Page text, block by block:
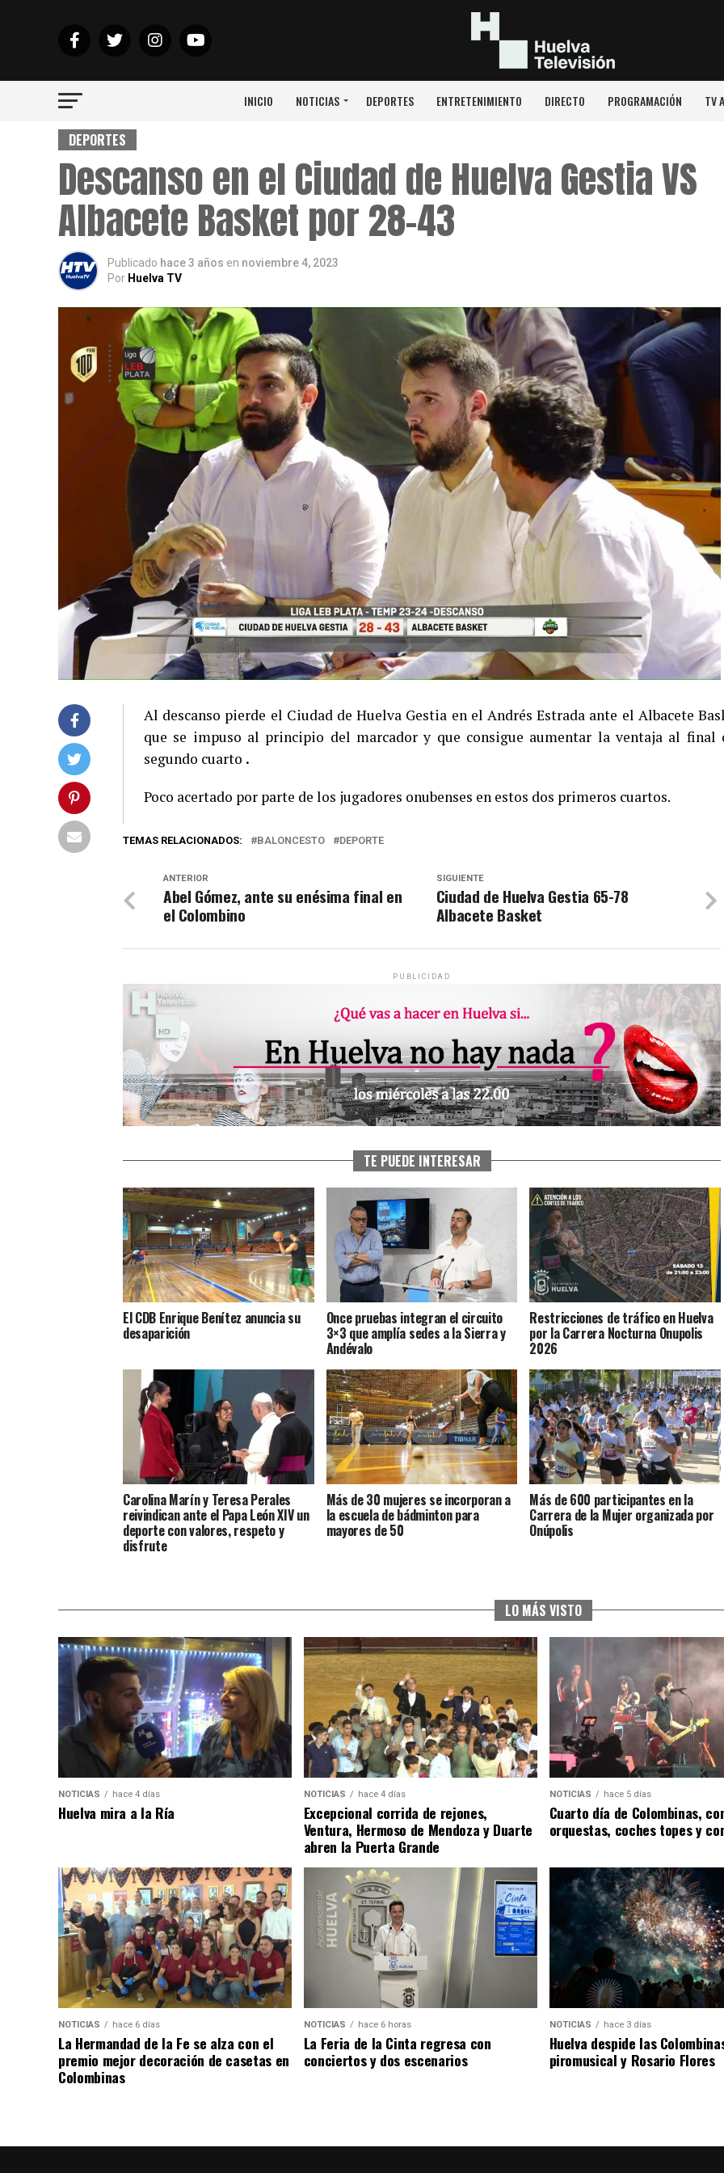
INICIO NOTICIAS DEPORTES ENTRETENIMIENTO DIRECTO PROGRAMACIÓN TV
DEPORTES
Descanso en el Ciudad de Huelva Gestia VS
Albacete Basket por 28-43
Publicado hace 3 años en noviembre 4, 2023
Por Huelva TV
Al descanso pierde el Ciudad de Huelva Gestia en el Andrés Estrada ante el Albacete
que se impuso al principio del marcador y que consigue aumentar la ventaja al final
segundo cuarto .
Poco acertado por parte de los jugadores onubenses en estos dos primeros cuartos.
TEMAS RELACIONADOS: BALONCESTO DEPORTE
SIGUIENTE
Ciudad de Huelva Gestia 65-78
Albacete Basket
ANTERIOR
Abel Gómez, ante su enésima final en
el Colombino
PUBLICIDAD
TE PUEDE INTERESAR
El CDB Enrique Benítez anuncia su
desaparición
Once pruebas integran el circuito
3×3 que amplía sedes a la Sierra y
Andévalo
Restricciones de tráfico en Huelva
por la Carrera Nocturna Onupolis
2026
Carolina Marín y Teresa Perales
reivindican ante el Papa León XIV un
deporte con valores, respeto y
disfrute
Más de 30 mujeres se incorporan a
la escuela de bádminton para
mayores de 50
Más de 600 participantes en la
Carrera de la Mujer organizada por
Onúpolis
LO MÁS VISTO
NOTICIAS hace 4 días
Huelva mira a la Ría
NOTICIAS hace 4 días
Excepcional corrida de rejones,
Ventura, Hermoso de Mendoza y Duarte
abren la Puerta Grande
NOTICIAS hace 5 días
Cuarto día de Colombinas,
orquestas, coches topes y
NOTICIAS hace 6 días
La Hermandad de la Fe se alza con el
premio mejor decoración de casetas en
Colombinas
NOTICIAS hace 6 horas
La Feria de la Cinta regresa con
conciertos y dos escenarios
NOTICIAS hace 3 días
Huelva despide las
piromusical y Rosario Flores